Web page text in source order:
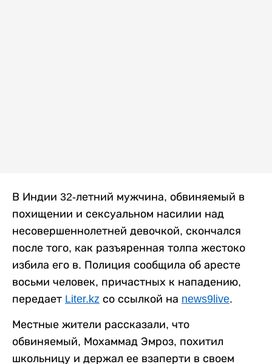
В Индии 32-летний мужчина, обвиняемый в
похищении и сексуальном насилии над
несовершеннолетней девочкой, скончался
после того, как разъяренная толпа жестоко
избила его в. Полиция сообщила об аресте
восьми человек, причастных к нападению,
передает Liter.kz со ссылкой на news9live.
Местные жители рассказали, что
обвиняемый, Мохаммад Эмроз, похитил
школьницу и держал ее взаперти в своем